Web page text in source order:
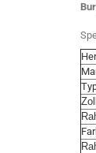
Zoll